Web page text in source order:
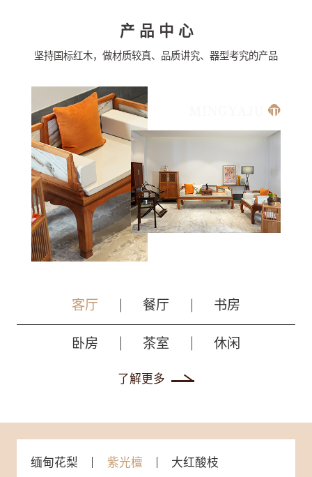
产品中心
坚持国标红木，做材质较真、品质讲究、器型考究的产品
客厅 餐厅 书房
卧房 茶室 休闲
了解更多
缅甸花梨 紫光檀 大红酸枝